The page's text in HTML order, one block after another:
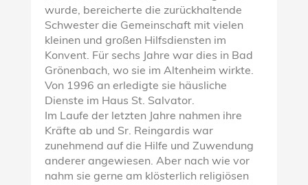
wurde, bereicherte die zurückhaltende
Schwester die Gemeinschaft mit vielen
kleinen und großen Hilfsdiensten im
Konvent. Für sechs Jahre war dies in Bad
Grönenbach, wo sie im Altenheim wirkte.
Von 1996 an erledigte sie häusliche
Dienste im Haus St. Salvator.
Im Laufe der letzten Jahre nahmen ihre
Kräfte ab und Sr. Reingardis war
zunehmend auf die Hilfe und Zuwendung
anderer angewiesen. Aber nach wie vor
nahm sie gerne am klösterlich religiösen